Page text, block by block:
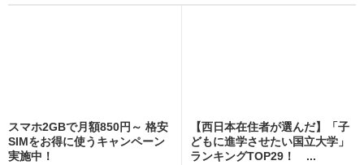
スマホ2GBで月額850円～ 格安
SIMをお得に使うキャンペーン
実施中！
【西日本在住者が選んだ】「子
どもに進学させたい国立大学」
ランキングTOP29！ ...